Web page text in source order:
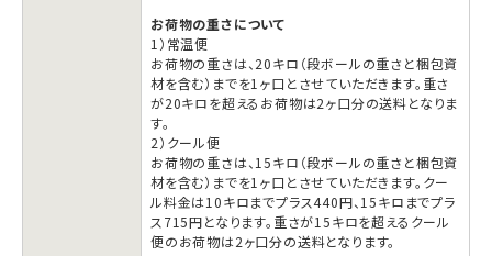
本
の
数
量
を
減
ら
す
の
数
量
増
や
す
お荷物の重さについて
1）常温便
お荷物の重さは、20キロ（段ボールの重さと梱包資
材を含む）までを1ヶ口とさせていただきます。重さ
が20キロを超えるお荷物は2ヶ口分の送料となりま
す。
2）クール便
お荷物の重さは、15キロ（段ボールの重さと梱包資
材を含む）までを1ヶ口とさせていただきます。クー
ル料金は10キロまでプラス440円、15キロまでプラ
ス715円となります。重さが15キロを超えるクール
便のお荷物は2ヶ口分の送料となります。